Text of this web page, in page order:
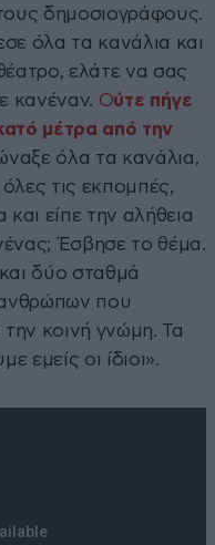
δημοσιογράφους.
όλα τα κανάλια και
ελάτε να σας
κανέναν. Ούτε πήγε
μέτρα από την
όλα τα κανάλια,
τις εκπομπές,
είπε την αλήθεια
Έσβησε το θέμα.
δύο σταθμά
ανθρώπων που
κοινή γνώμη. Τα
εμείς οι ίδιοι».